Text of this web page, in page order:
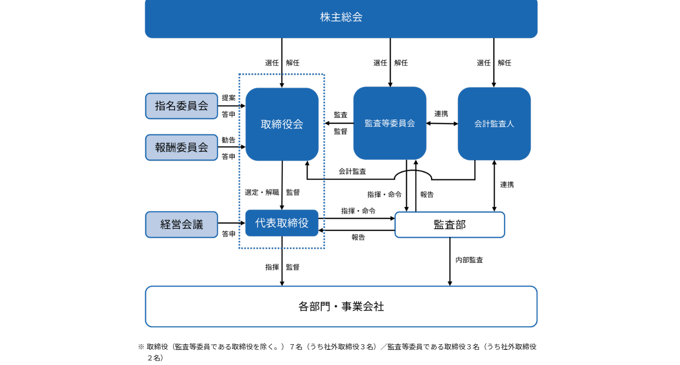
※ 取締役（監査等委員である取締役を除く。）７名（うち社外取締役３名）／監査等委員である取締役３名（うち社外取締役
２名）